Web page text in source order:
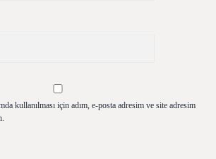
kullanılması için adım, e-posta adresim ve site adresim